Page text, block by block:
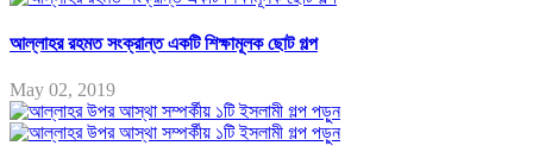
আল্লাহর রহমত সংক্রান্ত একটি শিক্ষামূলক ছোট গল্প
May 02, 2019